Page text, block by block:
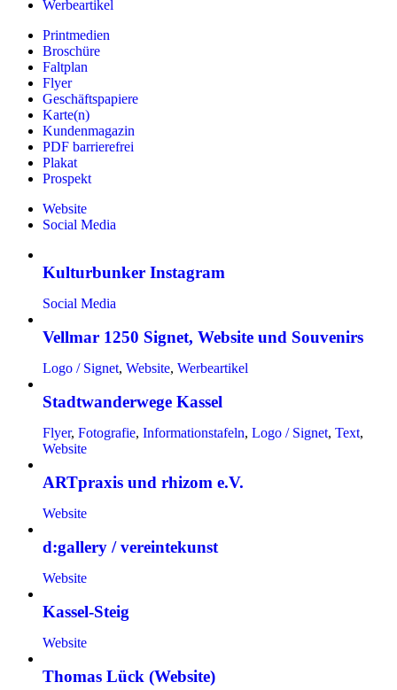
Werbeartikel
Printmedien
Broschüre
Faltplan
Flyer
Geschäftspapiere
Karte(n)
Kundenmagazin
PDF barrierefrei
Plakat
Prospekt
Website
Social Media
Kulturbunker Instagram
Social Media
Vellmar 1250 Signet, Website und Souvenirs
Logo / Signet, Website, Werbeartikel
Stadtwanderwege Kassel
Flyer, Fotografie, Informationstafeln, Logo / Signet, Text,
Website
ARTpraxis und rhizom e.V.
Website
d:gallery / vereintekunst
Website
Kassel-Steig
Website
Thomas Lück (Website)